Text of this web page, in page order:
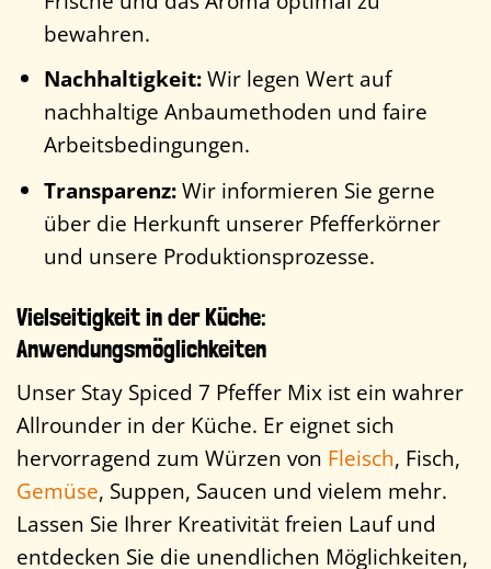
bewahren.
Nachhaltigkeit:Wir legen Wert auf
nachhaltige Anbaumethoden und faire
Arbeitsbedingungen.
Transparenz:Wir informieren Sie gerne
über die Herkunft unserer Pfefferkörner
und unsere Produktionsprozesse.
Vielseitigkeit in der Küche:
Anwendungsmöglichkeiten
Unser Stay Spiced 7 Pfeffer Mix ist ein wahrer
Allrounder in der Küche. Er eignet sich
hervorragend zum Würzen von Fleisch, Fisch,
Gemüse, Suppen, Saucen und vielem mehr.
Lassen Sie Ihrer Kreativität freien Lauf und
entdecken Sie die unendlichen Möglichkeiten,